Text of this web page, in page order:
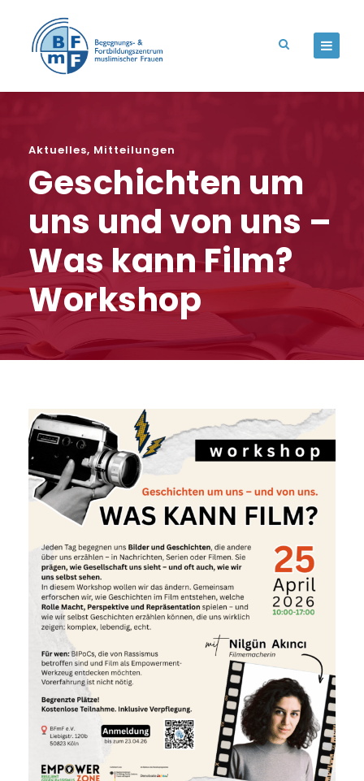
Aktuelles, Mitteilungen
Geschichten um
uns und von uns –
Was kann Film?
Workshop